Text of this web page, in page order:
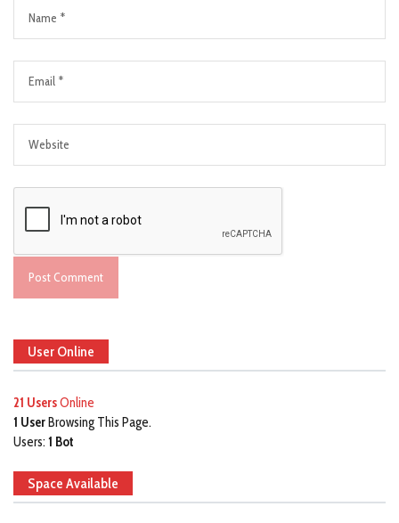
User Online
21 UsersOnline
1 UserBrowsing This Page.
Users: 1 Bot
Space Available